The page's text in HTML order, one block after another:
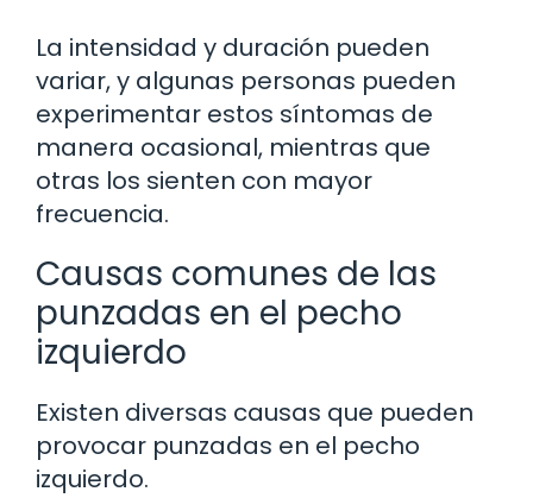
La intensidad y duración pueden
variar, y algunas personas pueden
experimentar estos síntomas de
manera ocasional, mientras que
otras los sienten con mayor
frecuencia.
Causas comunes de las
punzadas en el pecho
izquierdo
Existen diversas causas que pueden
provocar punzadas en el pecho
izquierdo.